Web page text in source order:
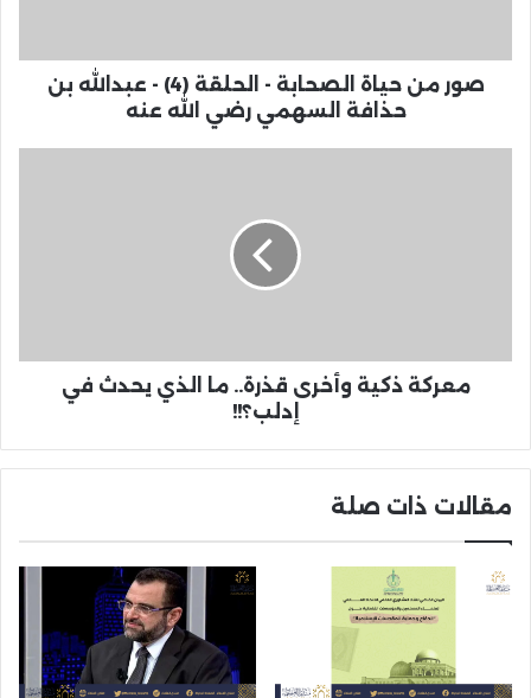
صور من حياة الصحابة - الحلقة (4) - عبدالله بن
حذافة السهمي رضي الله عنه
معركة ذكية وأخرى قذرة.. ما الذي يحدث في
إدلب؟!!
مقالات ذات صلة